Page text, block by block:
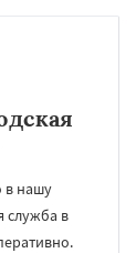
в нашу
служба в